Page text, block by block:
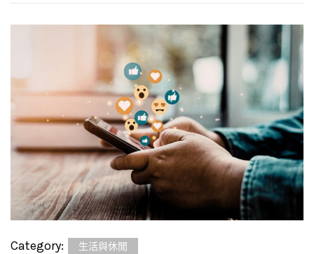
Category: 生活與休閒